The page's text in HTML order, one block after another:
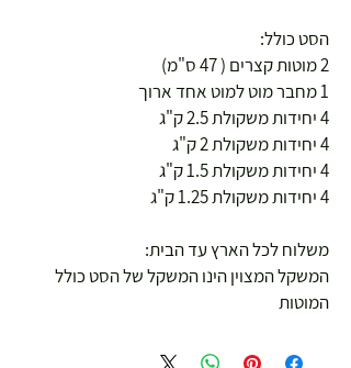
הסט כולל:
2 מוטות קצרים ( 47 ס"מ)
1 מחבר מוט למוט אחד ארוך
4 יחידות משקולת 2.5 ק"ג
4 יחידות משקולת 2 ק"ג
4 יחידות משקולת 1.5 ק"ג
4 יחידות משקולת 1.25 ק"ג
משלוח לכל הארץ עד הבית:
המשקל המצוין הינו המשקל של הסט כולל
המוטות